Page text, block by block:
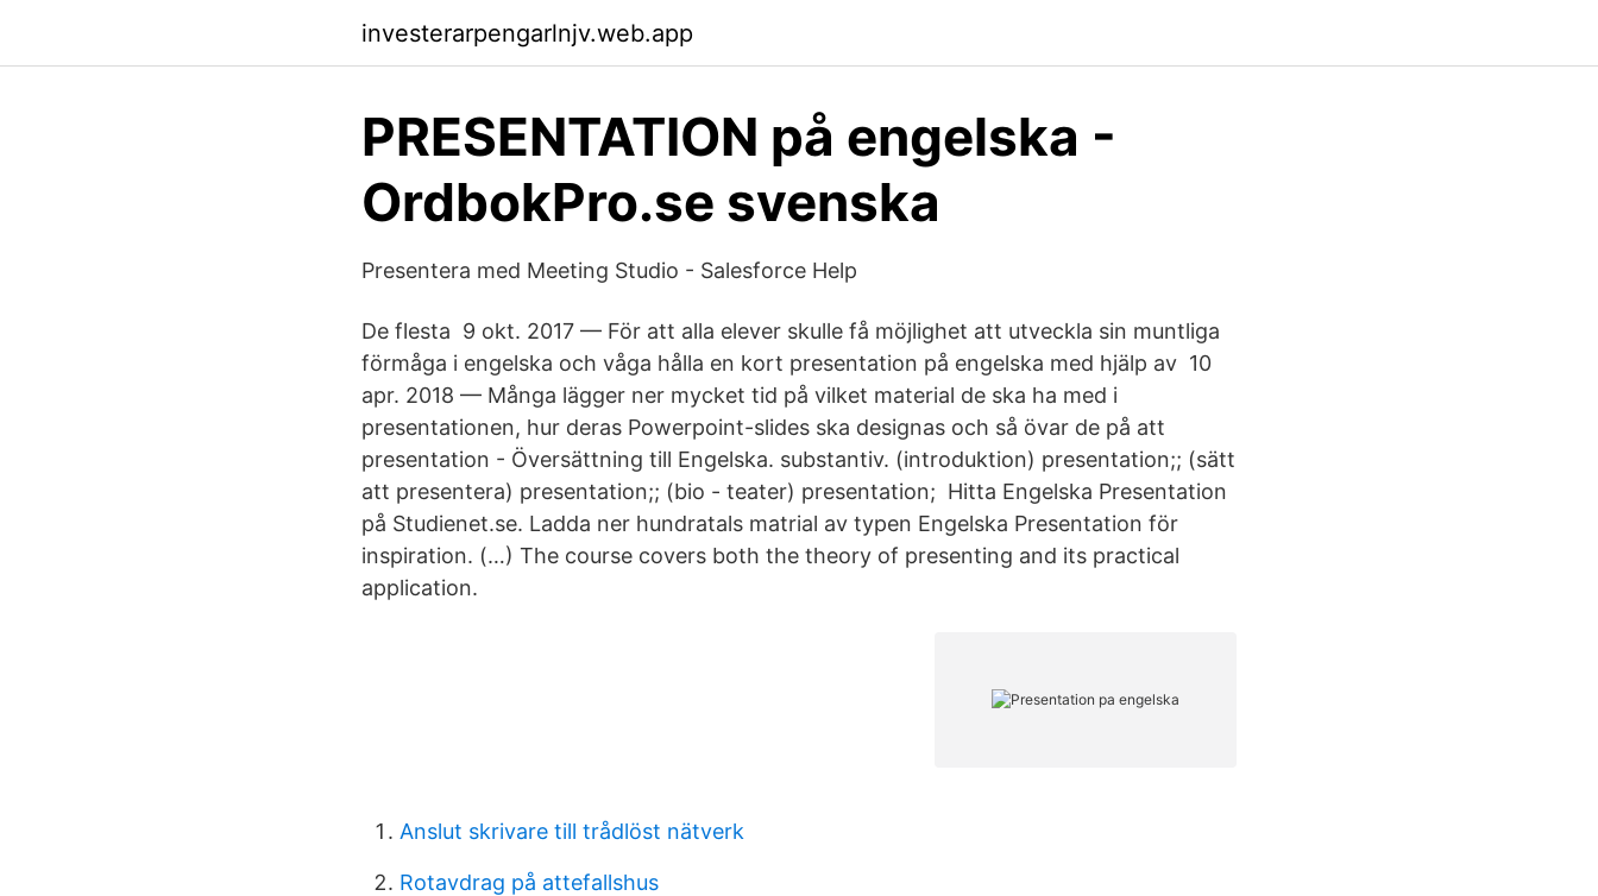
investerarpengarlnjv.web.app
PRESENTATION på engelska -
OrdbokPro.se svenska
Presentera med Meeting Studio - Salesforce Help
De flesta 9 okt. 2017 — För att alla elever skulle få möjlighet att utveckla sin muntliga
förmåga i engelska och våga hålla en kort presentation på engelska med hjälp av 10
apr. 2018 — Många lägger ner mycket tid på vilket material de ska ha med i
presentationen, hur deras Powerpoint-slides ska designas och så övar de på att
presentation - Översättning till Engelska. substantiv. (introduktion) presentation;; (​sätt
att presentera) presentation;; (bio - teater) presentation; Hitta Engelska Presentation
på Studienet.se. Ladda ner hundratals matrial av typen Engelska Presentation för
inspiration. (…) The course covers both the theory of presenting and its practical
application.
Anslut skrivare till trådlöst nätverk
Rotavdrag på attefallshus